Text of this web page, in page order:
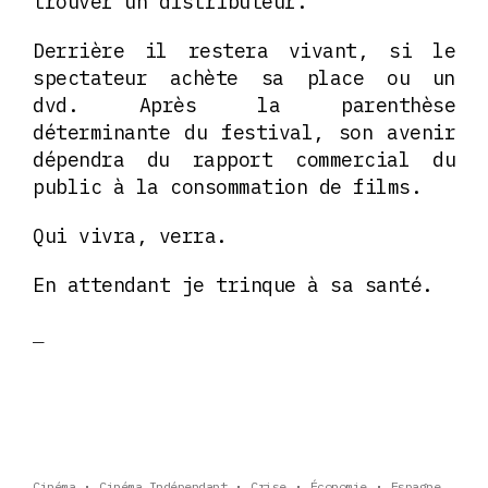
Derrière il restera vivant, si le
spectateur achète sa place ou un
dvd. Après la parenthèse
déterminante du festival, son avenir
dépendra du rapport commercial du
public à la consommation de films.
Qui vivra, verra.
En attendant je trinque à sa santé.